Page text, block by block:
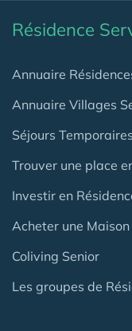
Résidence
Annuaire
Annuaire Villages
Séjours
Trouver une place
Investir en
Acheter une
Coliving Senior
Les groupes de